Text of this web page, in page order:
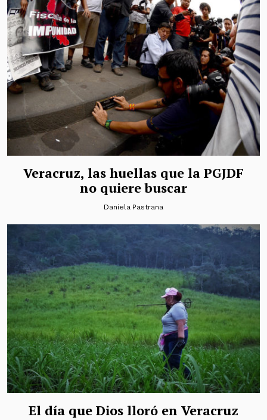
Veracruz, las huellas que la PGJDF
no quiere buscar
Daniela Pastrana
El día que Dios lloró en Veracruz